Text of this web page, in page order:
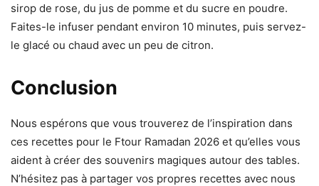
sirop de rose, du jus de pomme et du sucre en poudre.
Faites-le infuser pendant environ 10 minutes, puis servez-
le glacé ou chaud avec un peu de citron.
Conclusion
Nous espérons que vous trouverez de l’inspiration dans
ces recettes pour le Ftour Ramadan 2026 et qu’elles vous
aident à créer des souvenirs magiques autour des tables.
N’hésitez pas à partager vos propres recettes avec nous